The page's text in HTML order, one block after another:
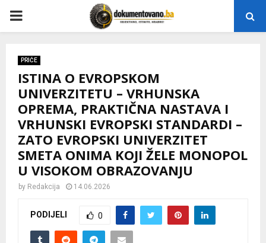
P
M
A
PRIČE
ISTINA O EVROPSKOM
UNIVERZITETU – VRHUNSKA
OPREMA, PRAKTIČNA NASTAVA I
VRHUNSKI EVROPSKI STANDARDI –
ZATO EVROPSKI UNIVERZITET
SMETA ONIMA KOJI ŽELE MONOPOL
U VISOKOM OBRAZOVANJU
by Redakcija 14.06.2026
PODIJELI 0